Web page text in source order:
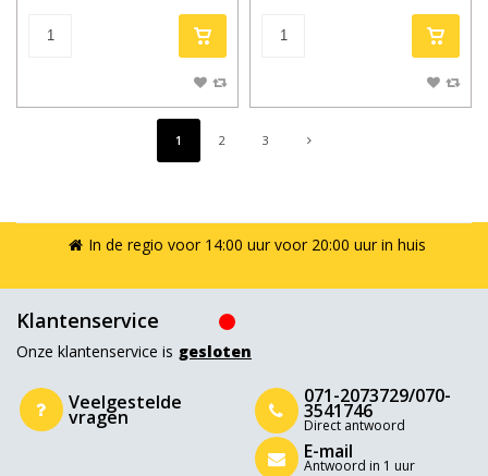
1 2 3
In de regio voor 14:00 uur voor 20:00 uur in huis
Klantenservice
Onze klantenservice is gesloten
Veelgestelde
vragen
071-2073729/070-
3541746
Direct antwoord
E-mail
Antwoord in 1 uur